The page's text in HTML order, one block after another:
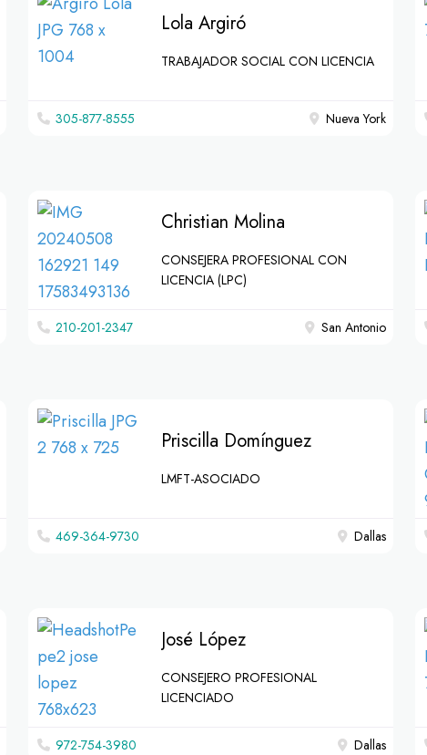
Lola Argiró
TRABAJADOR SOCIAL CON LICENCIA
305-877-8555 Nueva York
Christian Molina
CONSEJERA PROFESIONAL CON
LICENCIA (LPC)
210-201-2347 San Antonio
Priscilla Domínguez
LMFT-ASOCIADO
469-364-9730 Dallas
José López
CONSEJERO PROFESIONAL
LICENCIADO
972-754-3980 Dallas